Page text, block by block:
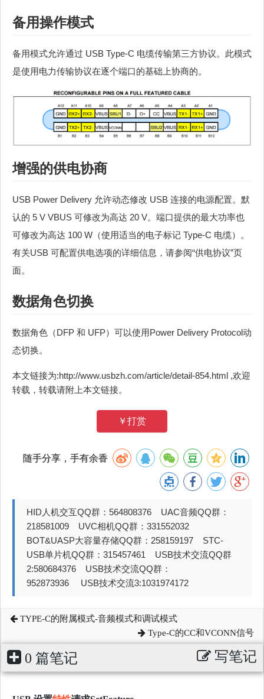
备用操作模式
备用模式允许通过 USB Type-C 电缆传输第三方协议。此模式
是使用电力传输协议在逐个端口的基础上协商的。
增强的供电协商
USB Power Delivery 允许动态修改 USB 连接的电源配置。默
认的 5 V VBUS 可修改为高达 20 V。端口提供的最大功率也
可修改为高达 100 W（使用适当的电子标记 Type-C 电缆）。
有关USB 可配置供电选项的详细信息，请参阅“供电协议”页
面。
数据角色切换
数据角色（DFP 和 UFP）可以使用Power Delivery Protocol动
态切换。
本文链接为:http://www.usbzh.com/article/detail-854.html ,欢迎
转载，转载请附上本文链接。
￥打赏
随手分享，手有余香
HID人机交互QQ群：564808376 UAC音频QQ群：
218581009 UVC相机QQ群：331552032
BOT&UASP大容量存储QQ群：258159197 STC-
USB单片机QQ群：315457461 USB技术交流QQ群
2:580684376 USB技术交流QQ群：
952873936 USB技术交流3:1031974172
TYPE-C的附属模式-音频模式和调试模式
Type-C的CC和VCONN信号
0 篇笔记 写笔记